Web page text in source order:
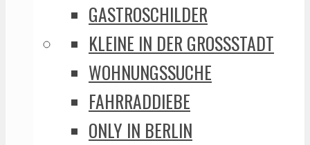
GASTROSCHILDER
KLEINE IN DER GROSSSTADT
WOHNUNGSSUCHE
FAHRRADDIEBE
ONLY IN BERLIN